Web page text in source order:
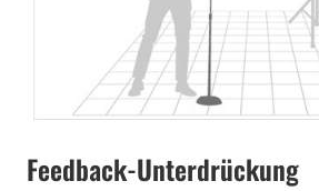
Feedback-Unterdrückung